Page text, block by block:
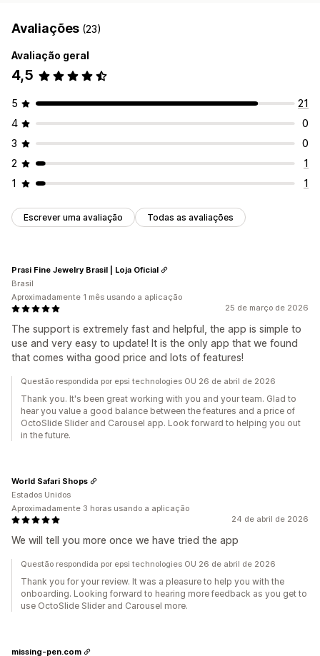
Avaliações (23)
Avaliação geral
4,5
5
21
4
0
3
0
2
1
1
1
Escrever uma avaliação Todas as avaliações
25 de março de 2026
The support is extremely fast and helpful, the app is simple to
use and very easy to update! It is the only app that we found
that comes witha good price and lots of features!
Prasi Fine Jewelry Brasil | Loja Oficial
Brasil
Aproximadamente 1 mês usando a aplicação
Questão respondida por epsi technologies OU 26 de abril de 2026
Thank you. It's been great working with you and your team. Glad to
hear you value a good balance between the features and a price of
OctoSlide Slider and Carousel app. Look forward to helping you out
in the future.
24 de abril de 2026
We will tell you more once we have tried the app
World Safari Shops
Estados Unidos
Aproximadamente 3 horas usando a aplicação
Questão respondida por epsi technologies OU 26 de abril de 2026
Thank you for your review. It was a pleasure to help you with the
onboarding. Looking forward to hearing more feedback as you get to
use OctoSlide Slider and Carousel more.
missing-pen.com